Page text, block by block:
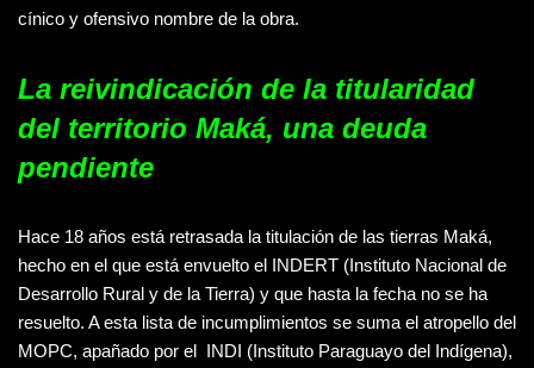
cínico y ofensivo nombre de la obra.
La reivindicación de la titularidad
del territorio Maká, una deuda
pendiente
Hace 18 años está retrasada la titulación de las tierras Maká,
hecho en el que está envuelto el INDERT (Instituto Nacional de
Desarrollo Rural y de la Tierra) y que hasta la fecha no se ha
resuelto. A esta lista de incumplimientos se suma el atropello del
MOPC, apañado por el INDI (Instituto Paraguayo del Indígena),